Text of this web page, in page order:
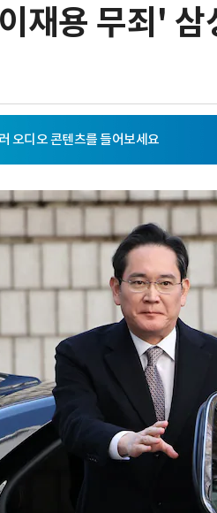
재용 무죄' 삼